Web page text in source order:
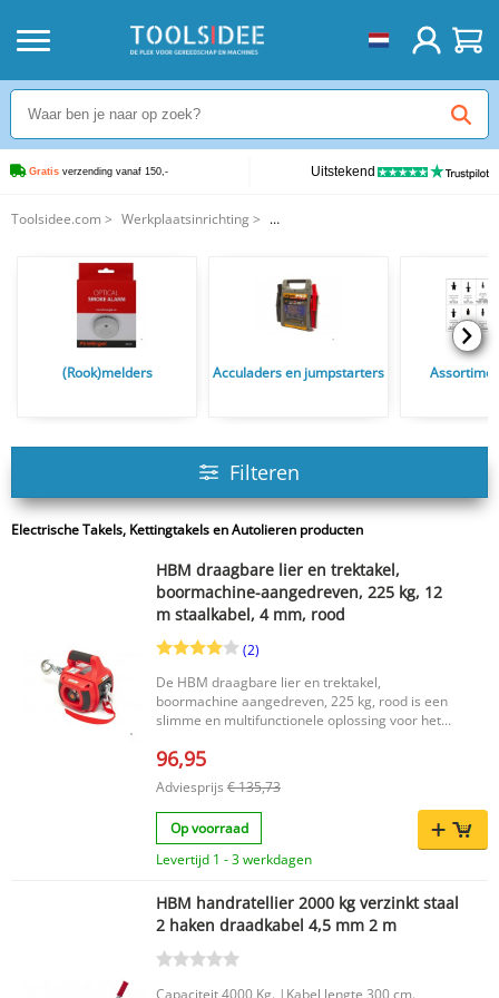
Gratis verzending vanaf 150,- Uitstekend
Toolsidee.com > Werkplaatsinrichting >
(Rook)melders Acculaders en jumpstarters
Filteren
Electrische Takels, Kettingtakels en Autolieren producten
HBM draagbare lier en trektakel,
boormachine-aangedreven, 225 kg, 12
m staalkabel, 4 mm, rood
(2)
De HBM draagbare lier en trektakel,
boormachine aangedreven, 225 kg, rood is een
slimme en multifunctionele oplossing voor het
Deze compacte lier werkt zonder auto-accu en
kan eenvoudig worden aangedreven met een
(accu)boormachine op de ingaande as. Ook een
handratel kan worden gebruikt, waardoor je
flexibel bent in uiteenlopende situaties. Dankzij
de ingebouwde vertragingskast levert de lier al
met een klein ingangskoppel een maximale
trekkracht van 225 kg. Belangrijkste voordelen
Boormachine-aangedreven lier: geen auto-accu
nodig Maximale trekkracht tot 225 kg Compact
en draagbaar dankzij het handvat bovenop
Snelle kabelbediening via ontkoppelbare
trommel Stevige combinatie van slagvast
96,95
Adviesprijs € 135,73
Op voorraad
Levertijd 1 - 3 werkdagen
HBM handratellier 2000 kg verzinkt staal
2 haken draadkabel 4,5 mm 2 m
Capaciteit 4000 Kg. |Kabel lengte 300 cm.